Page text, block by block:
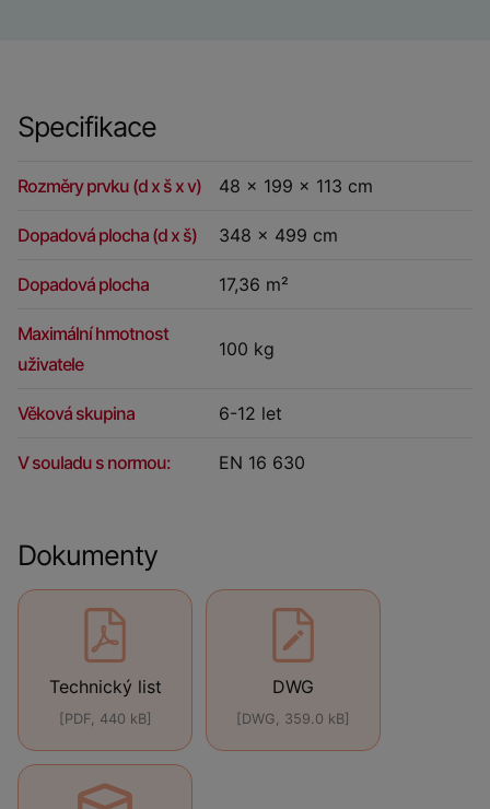
Specifikace
Rozměry prvku (d x š x v) 48 x 199 x 113 cm
Dopadová plocha (d x š) 348 x 499 cm
Dopadová plocha 17,36 m²
Maximální hmotnost
uživatele
100 kg
Věková skupina 6-12 let
V souladu s normou: EN 16 630
Dokumenty
Technický list
[PDF, 440 kB]
DWG
[DWG, 359.0 kB]